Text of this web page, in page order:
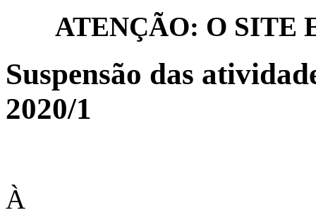
ATENÇÃO: O SITE
Suspensão das
2020/1
À